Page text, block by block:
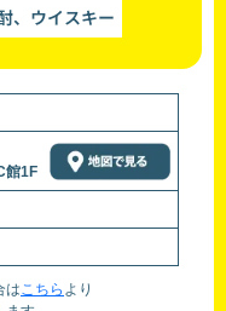
、ウイスキー
館1F
はこちら より